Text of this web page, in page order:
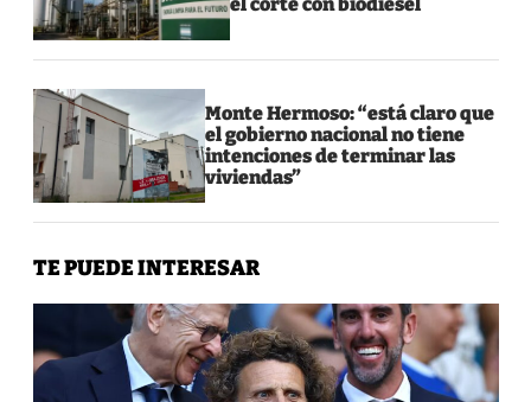
Monte Hermoso: “está claro que
el gobierno nacional no tiene
intenciones de terminar las
viviendas”
TE PUEDE INTERESAR